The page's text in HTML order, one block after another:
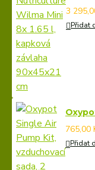
3
Přidat
765,00
Přidat